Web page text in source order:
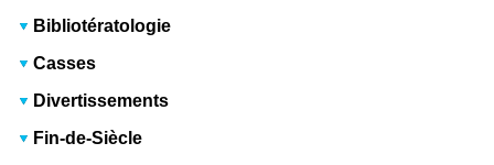
Bibliotératologie
Casses
Divertissements
Fin-de-Siècle